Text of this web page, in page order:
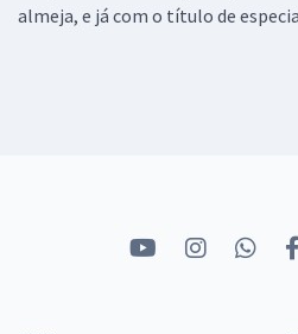
almeja, e já com o título de